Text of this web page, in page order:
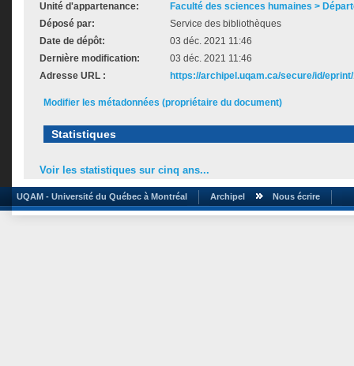
Unité d'appartenance:
Faculté des sciences humaines >
Déposé par:
Service des bibliothèques
Date de dépôt:
03 déc. 2021 11:46
Dernière modification:
03 déc. 2021 11:46
Adresse URL :
https://archipel.uqam.ca/secure/id/
Modifier les métadonnées (propriétaire du document)
Statistiques
Voir les statistiques sur cinq ans...
UQAM - Université du Québec à Montréal Archipel Nous écrire